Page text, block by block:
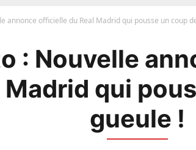
annonce officielle du Real Madrid qui pousse un coup
: Nouvelle
Madrid qui
gueule !